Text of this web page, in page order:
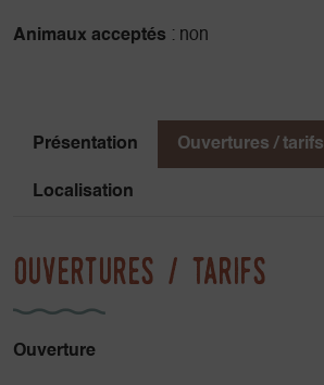
Animaux acceptés : non
Présentation Ouvertures / tarifs
Localisation
Ouvertures / tarifs
Ouverture